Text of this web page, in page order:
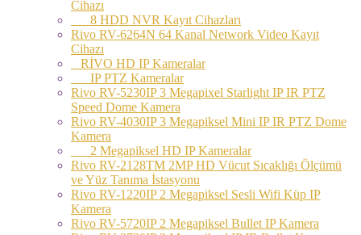
Cihazı
8 HDD NVR Kayıt Cihazları
Rivo RV-6264N 64 Kanal Network Video Kayıt
Cihazı
RİVO HD IP Kameralar
IP PTZ Kameralar
Rivo RV-5230IP 3 Megapixel Starlight IP IR PTZ
Speed Dome Kamera
Rivo RV-4030IP 3 Megapiksel Mini IP IR PTZ Dome
Kamera
2 Megapiksel HD IP Kameralar
Rivo RV-2128TM 2MP HD Vücut Sıcaklığı Ölçümü
ve Yüz Tanıma İstasyonu
Rivo RV-1220IP 2 Megapiksel Sesli Wifi Küp IP
Kamera
Rivo RV-5720IP 2 Megapiksel Bullet IP Kamera